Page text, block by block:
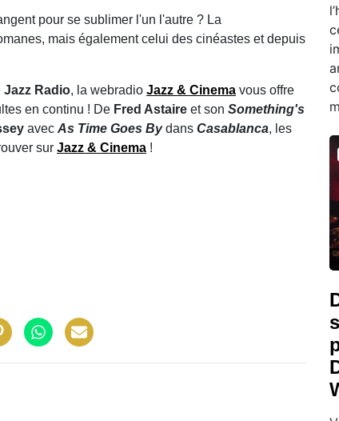
pour se sublimer l'un l'autre ? La
mais également celui des cinéastes et depuis
Jazz Radio, la webradio Jazz & Cinema vous offre
en continu ! De Fred Astaire et son Something's
avec As Time Goes Bydans Casablanca, les
sur Jazz & Cinema !